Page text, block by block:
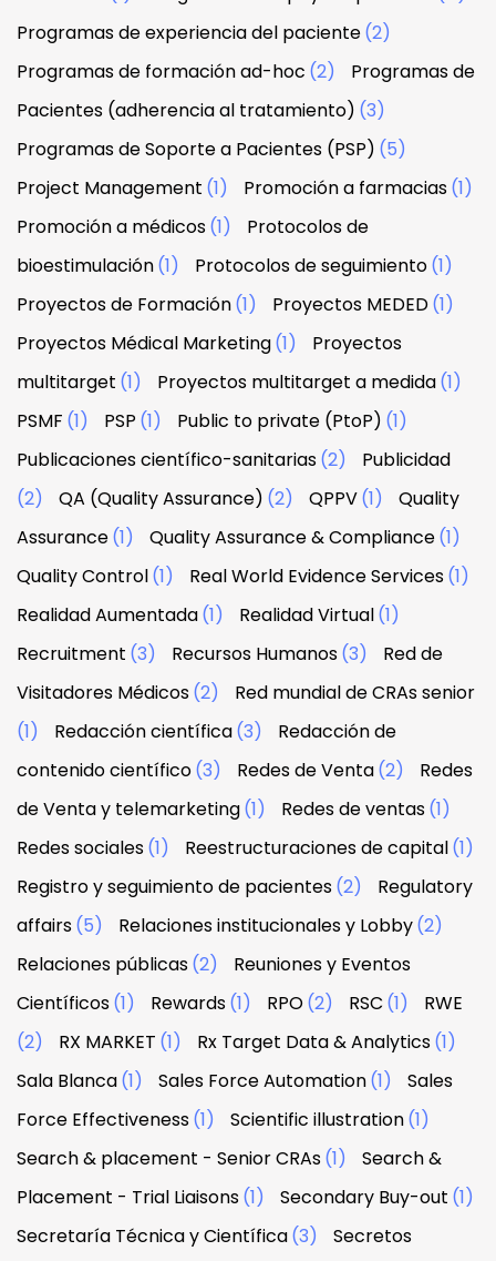
Programas de experiencia del paciente(2)
Programas de formación ad-hoc (2)
Programas de
Pacientes (adherencia al tratamiento) (3)
Programas de Soporte a Pacientes (PSP) (5)
Project Management (1) Promoción a farmacias(1)
Promoción a médicos(1)
Protocolos de
bioestimulación(1) Protocolos de seguimiento(1)
Proyectos de Formación(1) Proyectos MEDED(1)
Proyectos Médical Marketing(1)
Proyectos
multitarget (1) Proyectos multitarget a medida(1)
PSMF (1) PSP (1) Public to private (PtoP) (1)
Publicaciones científico-sanitarias(2)
Publicidad
(2)
QA (Quality Assurance) (2) QPPV(1)
Quality
Assurance(1) Quality Assurance & Compliance(1)
Quality Control(1) Real World Evidence Services(1)
Realidad Aumentada(1) Realidad Virtual(1)
Recruitment (3) Recursos Humanos(3)
Red de
Visitadores Médicos(2)
Red mundial de CRAs senior
(1)
Redacción científica(3)
Redacción de
contenido científico(3) Redes de Venta(2)
Redes
de Venta y telemarketing(1) Redes de ventas(1)
Redes sociales(1) Reestructuraciones de capital(1)
Registro y seguimiento de pacientes(2)
Regulatory
affairs(5) Relaciones institucionales y Lobby(2)
Relaciones públicas(2)
Reuniones y Eventos
Científicos(1) Rewards(1) RPO(2) RSC (1)
RWE
(2)
RX MARKET (1) Rx Target Data & Analytics(1)
Sala Blanca(1) Sales Force Automation(1)
Sales
Force Effectiveness(1) Scientific illustration(1)
Search & placement - Senior CRAs(1)
Search &
Placement - Trial Liaisons(1) Secondary Buy-out (1)
Secretaría Técnica y Científica(3)
Secretos